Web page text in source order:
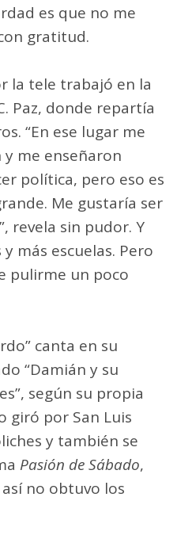
es que no me
gratitud.
la tele trabajó en la
Paz, donde repartía
“En ese lugar me
me enseñaron
política, pero eso es
Me gustaría ser
revela sin pudor. Y
más escuelas. Pero
pulirme un poco
canta en su
“Damián y su
según su propia
giró por San Luis
y también se
Pasión de Sábado,
no obtuvo los